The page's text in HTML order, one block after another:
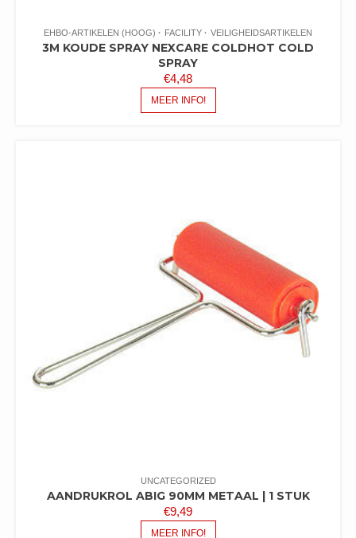
EHBO-ARTIKELEN (HOOG) FACILITY VEILIGHEIDSARTIKELEN
3M KOUDE SPRAY NEXCARE COLDHOT COLD
SPRAY
€4,48
MEER INFO!
UNCATEGORIZED
AANDRUKROL ABIG 90MM METAAL | 1 STUK
€9,49
MEER INFO!